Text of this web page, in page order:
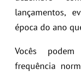
lançamentos,
época do ano
Vocês
frequência